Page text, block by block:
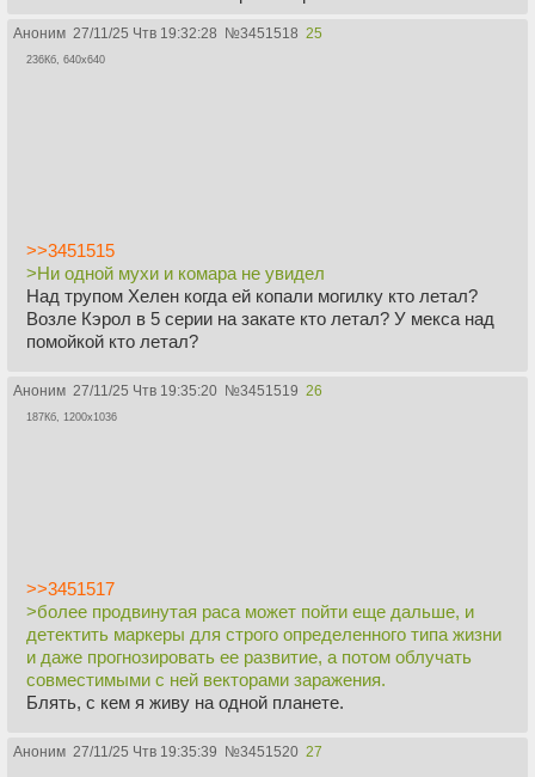
Аноним 27/11/25 Чтв 19:32:28 №3451518 25
236Кб, 640x640
>>3451515
>Ни одной мухи и комара не увидел
Над трупом Хелен когда ей копали могилку кто летал?
Возле Кэрол в 5 серии на закате кто летал? У мекса над
помойкой кто летал?
Аноним 27/11/25 Чтв 19:35:20 №3451519 26
187Кб, 1200x1036
>>3451517
>более продвинутая раса может пойти еще дальше, и
детектить маркеры для строго определенного типа жизни
и даже прогнозировать ее развитие, а потом облучать
совместимыми с ней векторами заражения.
Блять, с кем я живу на одной планете.
Аноним 27/11/25 Чтв 19:35:39 №3451520 27